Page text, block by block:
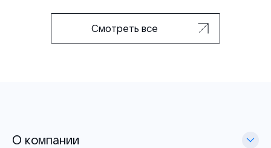
Смотреть все
О компании